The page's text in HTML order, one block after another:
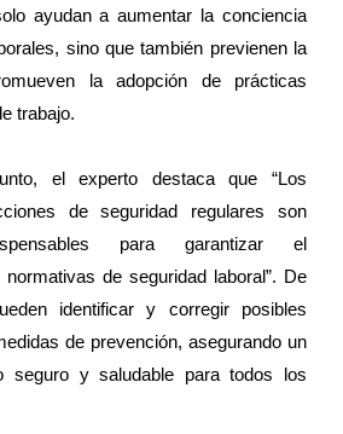
ayudan a aumentar la conciencia
sino que también previenen la
la adopción de prácticas
trabajo.
el experto destaca que “Los
de seguridad regulares son
para garantizar el
de seguridad laboral”. De
identificar y corregir posibles
de prevención, asegurando un
seguro y saludable para todos los